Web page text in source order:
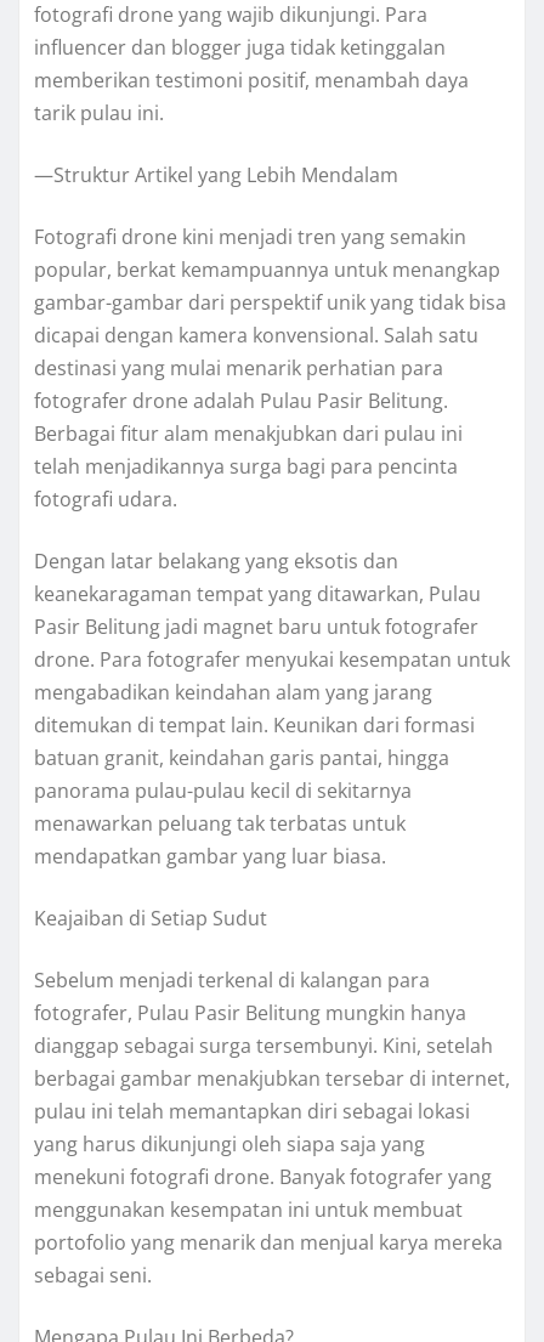
fotografi drone yang wajib dikunjungi. Para
influencer dan blogger juga tidak ketinggalan
memberikan testimoni positif, menambah daya
tarik pulau ini.
—Struktur Artikel yang Lebih Mendalam
Fotografi drone kini menjadi tren yang semakin
popular, berkat kemampuannya untuk menangkap
gambar-gambar dari perspektif unik yang tidak bisa
dicapai dengan kamera konvensional. Salah satu
destinasi yang mulai menarik perhatian para
fotografer drone adalah Pulau Pasir Belitung.
Berbagai fitur alam menakjubkan dari pulau ini
telah menjadikannya surga bagi para pencinta
fotografi udara.
Dengan latar belakang yang eksotis dan
keanekaragaman tempat yang ditawarkan, Pulau
Pasir Belitung jadi magnet baru untuk fotografer
drone. Para fotografer menyukai kesempatan untuk
mengabadikan keindahan alam yang jarang
ditemukan di tempat lain. Keunikan dari formasi
batuan granit, keindahan garis pantai, hingga
panorama pulau-pulau kecil di sekitarnya
menawarkan peluang tak terbatas untuk
mendapatkan gambar yang luar biasa.
Keajaiban di Setiap Sudut
Sebelum menjadi terkenal di kalangan para
fotografer, Pulau Pasir Belitung mungkin hanya
dianggap sebagai surga tersembunyi. Kini, setelah
berbagai gambar menakjubkan tersebar di internet,
pulau ini telah memantapkan diri sebagai lokasi
yang harus dikunjungi oleh siapa saja yang
menekuni fotografi drone. Banyak fotografer yang
menggunakan kesempatan ini untuk membuat
portofolio yang menarik dan menjual karya mereka
sebagai seni.